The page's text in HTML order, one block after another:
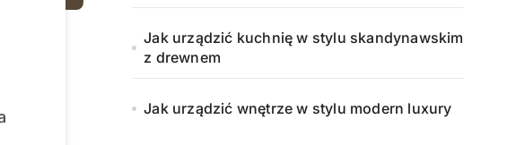
Jak urządzić kuchnię w stylu skandynawskim
z drewnem
Jak urządzić wnętrze w stylu modern luxury